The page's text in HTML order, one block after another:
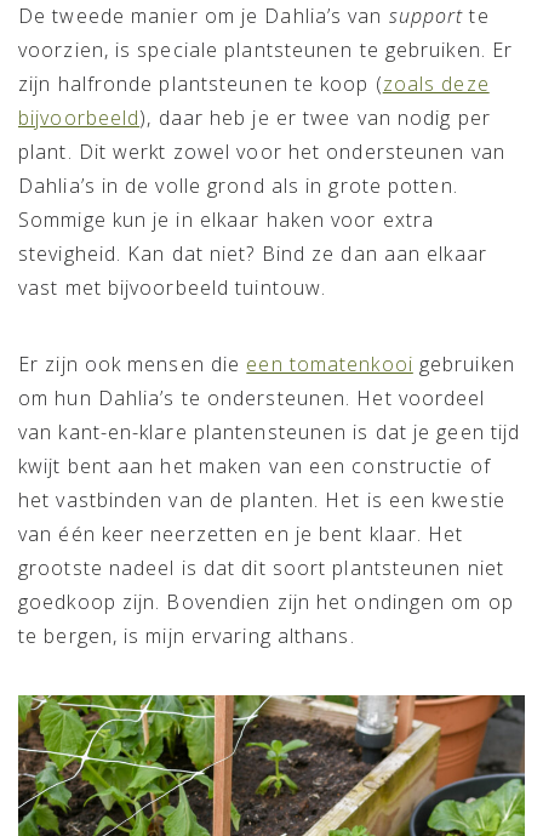
De tweede manier om je Dahlia’s van supportte
voorzien, is speciale plantsteunen te gebruiken. Er
zijn halfronde plantsteunen te koop (zoals deze
bijvoorbeeld), daar heb je er twee van nodig per
plant. Dit werkt zowel voor het ondersteunen van
Dahlia’s in de volle grond als in grote potten.
Sommige kun je in elkaar haken voor extra
stevigheid. Kan dat niet? Bind ze dan aan elkaar
vast met bijvoorbeeld tuintouw.
Er zijn ook mensen die een tomatenkooi gebruiken
om hun Dahlia’s te ondersteunen. Het voordeel
van kant-en-klare plantensteunen is dat je geen tijd
kwijt bent aan het maken van een constructie of
het vastbinden van de planten. Het is een kwestie
van één keer neerzetten en je bent klaar. Het
grootste nadeel is dat dit soort plantsteunen niet
goedkoop zijn. Bovendien zijn het ondingen om op
te bergen, is mijn ervaring althans.